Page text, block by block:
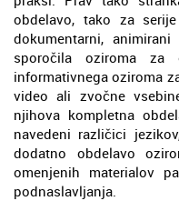
obdelavo, tako za
dokumentarni,
sporočila oziroma za
informativnega oziroma
video ali zvočne
njihova kompletna
navedeni različici
dodatno obdelavo
omenjenih materialov
podnaslavljanja.